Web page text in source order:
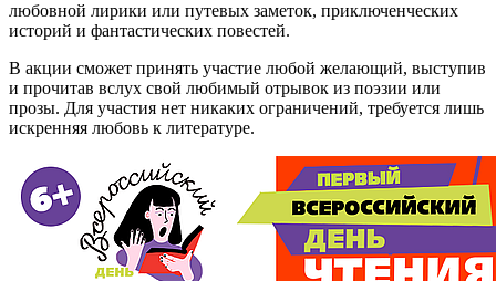
любовной лирики или путевых заметок, приключенческих
историй и фантастических повестей.
В акции сможет принять участие любой желающий, выступив
и прочитав вслух свой любимый отрывок из поэзии или
прозы. Для участия нет никаких ограничений, требуется лишь
искренняя любовь к литературе.